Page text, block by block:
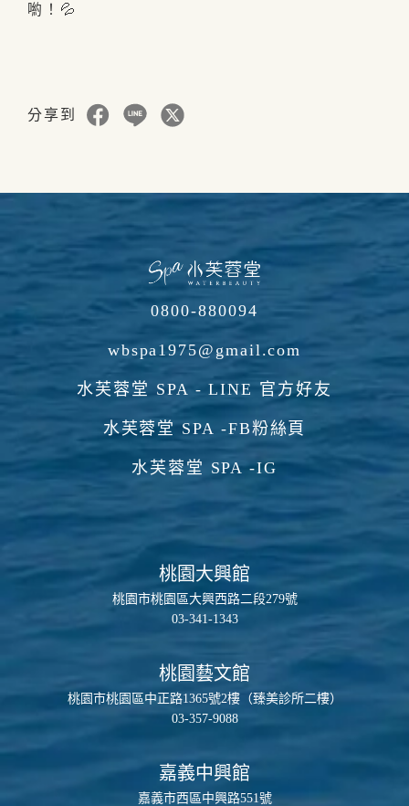
喲！💦
分享到
0800-880094
wbspa1975@gmail.com
水芙蓉堂 SPA - LINE 官方好友
水芙蓉堂 SPA -FB粉絲頁
水芙蓉堂 SPA -IG
桃園大興館
桃園市桃園區大興西路二段279號
03-341-1343
桃園藝文館
桃園市桃園區中正路1365號2樓（臻美診所二樓）
03-357-9088
嘉義中興館
嘉義市西區中興路551號